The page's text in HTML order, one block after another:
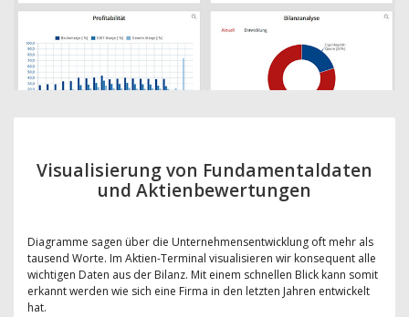
Visualisierung von Fundamentaldaten
und Aktienbewertungen
Diagramme sagen über die Unternehmensentwicklung oft mehr als
tausend Worte. Im Aktien-Terminal visualisieren wir konsequent alle
wichtigen Daten aus der Bilanz. Mit einem schnellen Blick kann somit
erkannt werden wie sich eine Firma in den letzten Jahren entwickelt
hat.